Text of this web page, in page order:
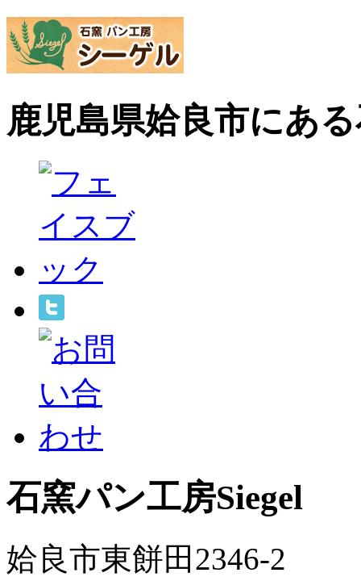
鹿児島県姶良市にあ
石窯パン工房Siegel
姶良市東餅田2346-2